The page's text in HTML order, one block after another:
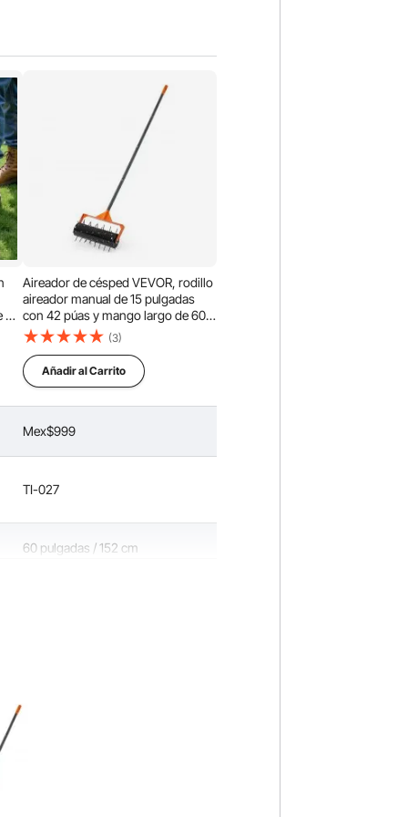
Aireador de césped VEVOR, rodillo
aireador manual de 15 pulgadas
con 42 púas y mango largo de 60
pulgadas, tambor rellenable para
mayor peso, penetrador de suelo
de césped de alta resistencia para
suelos compactados de jardín y
(3)
Añadir al Carrito
Mex$999
TI-027
60 pulgadas / 152 cm